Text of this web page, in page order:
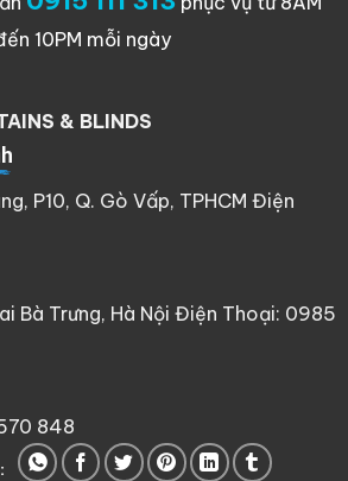
10PM mỗi ngày
& BLINDS
P10, Q. Gò Vấp, TPHCM Điện
Bà Trưng, Hà Nội Điện Thoại: 0985
848